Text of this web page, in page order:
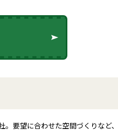
要望に合わせた空間づくりなど